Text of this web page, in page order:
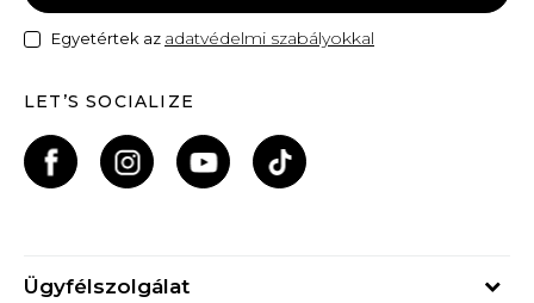
Egyetértek az adatvédelmi szabályokkal
LET’S SOCIALIZE
Ügyfélszolgálat